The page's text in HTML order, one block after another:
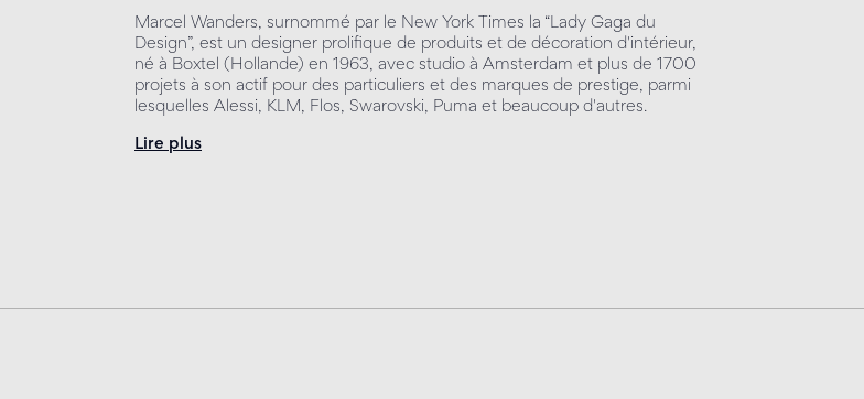
Marcel Wanders, surnommé par le New York Times la “Lady Gaga du
Design”, est un designer prolifique de produits et de décoration d'intérieur,
né à Boxtel (Hollande) en 1963, avec studio à Amsterdam et plus de 1700
projets à son actif pour des particuliers et des marques de prestige, parmi
lesquelles Alessi, KLM, Flos, Swarovski, Puma et beaucoup d'autres.
Lire plus